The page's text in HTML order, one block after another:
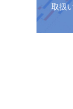
取扱